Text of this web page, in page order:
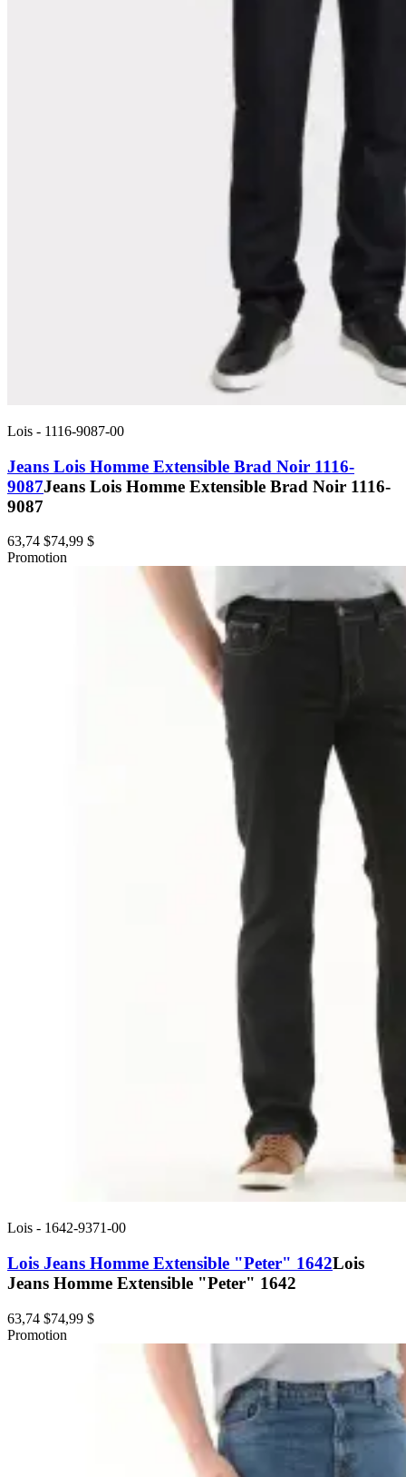
Lois - 1116-9087-00
Jeans Lois Homme Extensible Brad Noir 1116-
9087Jeans Lois Homme Extensible Brad Noir 1116-
9087
63,74 $74,99 $
Promotion
Lois - 1642-9371-00
Lois Jeans Homme Extensible "Peter" 1642Lois
Jeans Homme Extensible "Peter" 1642
63,74 $74,99 $
Promotion